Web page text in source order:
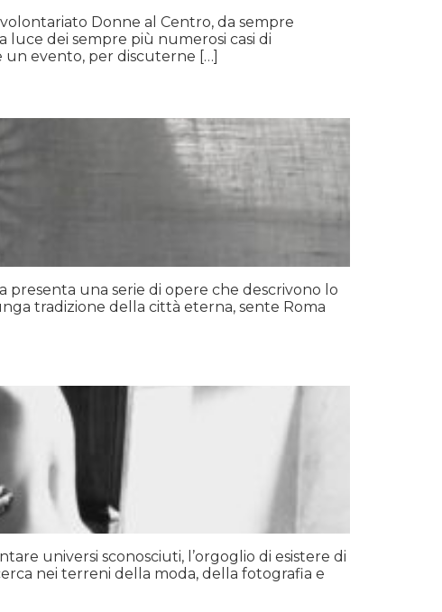
Donne al Centro, da sempre
dei sempre più numerosi casi di
evento, per discuterne […]
presenta una serie di opere che descrivono lo
tradizione della città eterna, sente Roma
universi sconosciuti, l’orgoglio di esistere di
nei terreni della moda, della fotografia e